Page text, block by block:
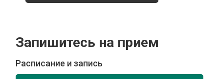
Запишитесь на прием
Расписание и запись